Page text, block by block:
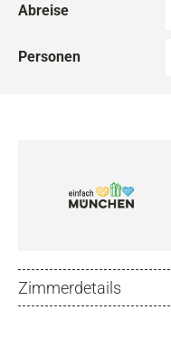
Abreise
Personen
Zimmerdetails